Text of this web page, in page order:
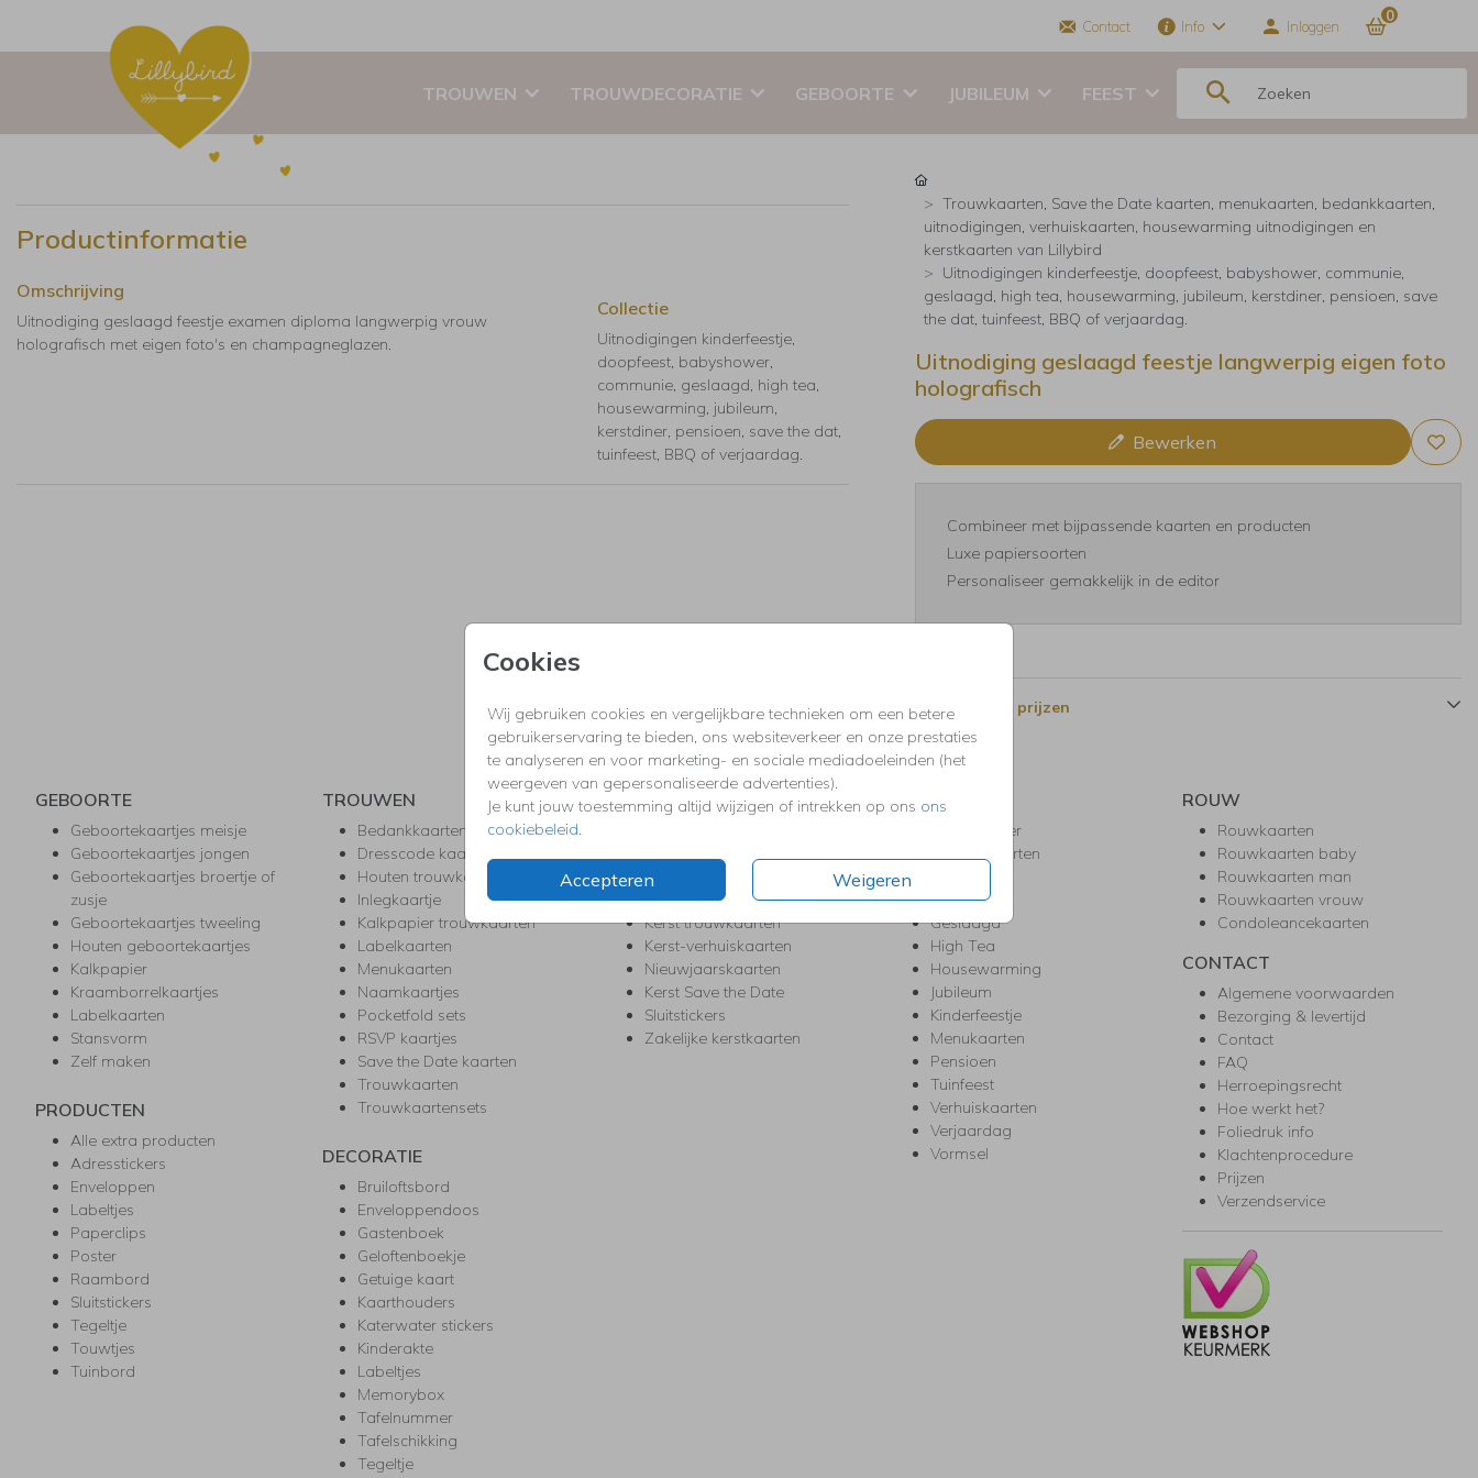
Contact Info Inloggen
0
TROUWEN TROUWDECORATIE GEBOORTE JUBILEUM FEEST
Cookies
Wij gebruiken cookies en vergelijkbare technieken om een betere
gebruikerservaring te bieden, ons websiteverkeer en onze prestaties
te analyseren en voor marketing- en sociale mediadoeleinden (het
weergeven van gepersonaliseerde advertenties).
Je kunt jouw toestemming altijd wijzigen of intrekken op ons ons
cookiebeleid.
Accepteren Weigeren
Productinformatie
Omschrijving
Uitnodiging geslaagd feestje examen diploma langwerpig vrouw
holografisch met eigen foto's en champagneglazen.
Collectie
Uitnodigingen kinderfeestje,
doopfeest, babyshower,
communie, geslaagd, high tea,
housewarming, jubileum,
kerstdiner, pensioen, save the dat,
tuinfeest, BBQ of verjaardag.
Trouwkaarten, Save the Date kaarten, menukaarten, bedankkaarten,
uitnodigingen, verhuiskaarten, housewarming uitnodigingen en
kerstkaarten van Lillybird
Uitnodigingen kinderfeestje, doopfeest, babyshower, communie,
geslaagd, high tea, housewarming, jubileum, kerstdiner, pensioen, save
the dat, tuinfeest, BBQ of verjaardag.
Uitnodiging geslaagd feestje langwerpig eigen foto
holografisch
Bewerken
Combineer met bijpassende kaarten en producten
Luxe papiersoorten
Personaliseer gemakkelijk in de editor
Formaten en prijzen
GEBOORTE
Geboortekaartjes meisje
Geboortekaartjes jongen
Geboortekaartjes broertje of
zusje
Geboortekaartjes tweeling
Houten geboortekaartjes
Kalkpapier
Kraamborrelkaartjes
Labelkaarten
Stansvorm
Zelf maken
PRODUCTEN
Alle extra producten
Adresstickers
Enveloppen
Labeltjes
Paperclips
Poster
Raambord
Sluitstickers
Tegeltje
Touwtjes
Tuinbord
TROUWEN
Bedankkaarten
Dresscode kaartjes
Houten trouwkaarten
Inlegkaartje
Kalkpapier trouwkaarten
Labelkaarten
Menukaarten
Naamkaartjes
Pocketfold sets
RSVP kaartjes
Save the Date kaarten
Trouwkaarten
Trouwkaartensets
DECORATIE
Bruiloftsbord
Enveloppendoos
Gastenboek
Geloftenboekje
Getuige kaart
Kaarthouders
Katerwater stickers
Kinderakte
Labeltjes
Memorybox
Tafelnummer
Tafelschikking
Tegeltje
KERST
Kerstdiner uitnodigingen
Kerstmenukaarten
Kerst trouwkaarten
Kerst-verhuiskaarten
Nieuwjaarskaarten
Kerst Save the Date
Sluitstickers
Zakelijke kerstkaarten
FEEST
Babyshower
Bedankkaarten
Doopsel
Geslaagd
High Tea
Housewarming
Jubileum
Kinderfeestje
Menukaarten
Pensioen
Tuinfeest
Verhuiskaarten
Verjaardag
Vormsel
ROUW
Rouwkaarten
Rouwkaarten baby
Rouwkaarten man
Rouwkaarten vrouw
Condoleancekaarten
CONTACT
Algemene voorwaarden
Bezorging & levertijd
Contact
FAQ
Herroepingsrecht
Hoe werkt het?
Foliedruk info
Klachtenprocedure
Prijzen
Verzendservice